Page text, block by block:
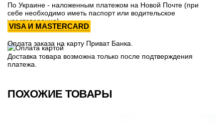
По Украине - наложенным платежом на Новой Почте (при
себе необходимо иметь паспорт или водительское
удостоверение)
VISA И MASTERCARD
Оплата заказа на карту Приват Банка.
Доставка товара возможна только после подтверждения
платежа.
ПОХОЖИЕ ТОВАРЫ